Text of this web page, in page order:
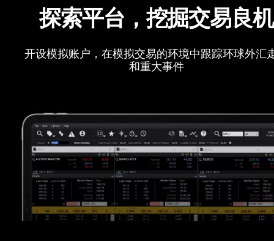
探索平台，挖掘交易良机
开设模拟账户，在模拟交易的环境中跟踪环球外汇
和重大事件